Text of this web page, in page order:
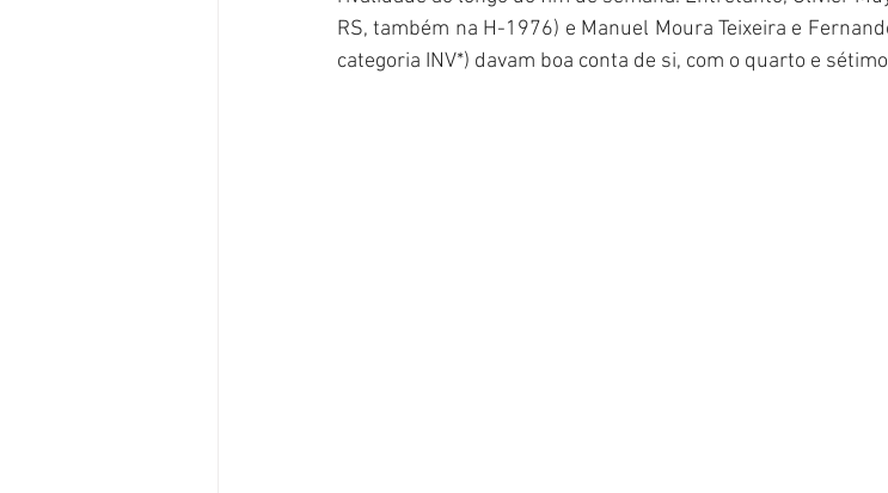
RS, também na H-1976) e Manuel Moura Teixeira e
categoria INV*) davam boa conta de si, com o quarto e